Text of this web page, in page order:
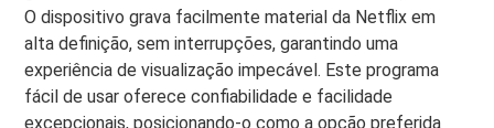
O dispositivo grava facilmente material da Netflix em
alta definição, sem interrupções, garantindo uma
experiência de visualização impecável. Este programa
fácil de usar oferece confiabilidade e facilidade
excepcionais, posicionando-o como a opção preferida